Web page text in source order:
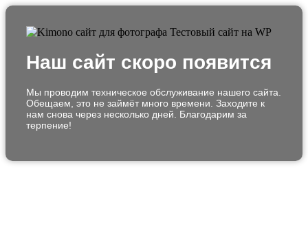
Наш сайт скоро появится
Мы проводим техническое обслуживание нашего сайта.
Обещаем, это не займёт много времени. Заходите к
нам снова через несколько дней. Благодарим за
терпение!